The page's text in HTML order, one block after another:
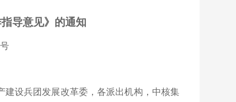
导意见》的通知
设兵团发展改革委，各派出机构，中核集